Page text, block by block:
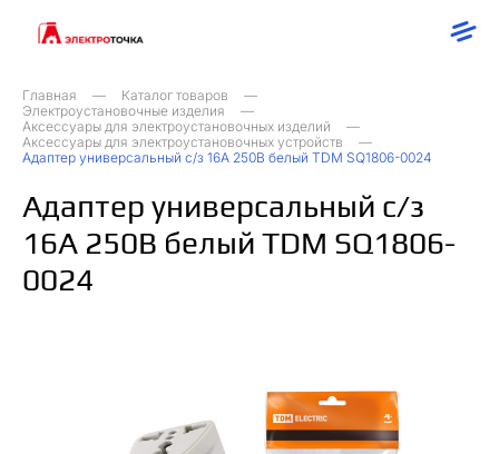
Главная
Каталог товаров
Электроустановочные изделия
Аксессуары для электроустановочных изделий
Аксессуары для электроустановочных устройств
Адаптер универсальный с/з 16А 250В белый TDM SQ1806-0024
Адаптер универсальный с/з
16А 250В белый TDM SQ1806-
0024